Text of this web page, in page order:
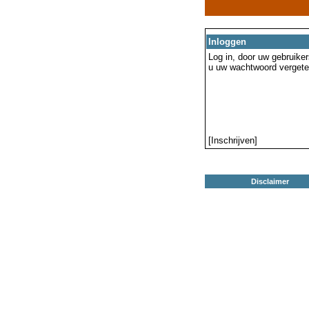
Inloggen
Log in, door uw
u uw wachtwoord
[Inschrijven]
Disclaimer